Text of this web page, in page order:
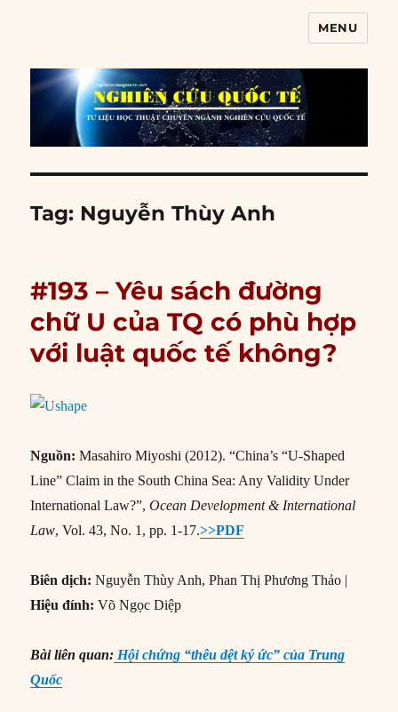
MENU
Tag: Nguyễn Thùy Anh
#193 – Yêu sách đường
chữ U của TQ có phù hợp
với luật quốc tế không?
Nguồn:Masahiro Miyoshi (2012). “China’s “U-Shaped
Line” Claim in the South China Sea: Any Validity Under
International Law?”,Ocean Development & International
Law, Vol. 43, No. 1, pp. 1-17.>>PDF
Biên dịch: Nguyễn Thùy Anh, Phan Thị Phương Thảo |
Hiệu đính: Võ Ngọc Diệp
Bài liên quan: Hội chứng “thêu dệt ký ức” của Trung
Quốc